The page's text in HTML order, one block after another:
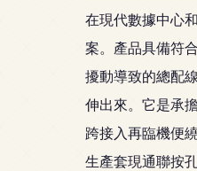
在現代數據中心
案。產品具備符
擾動導致的總配
伸出來。它是承
跨接入再臨機便
生產套現通聯按